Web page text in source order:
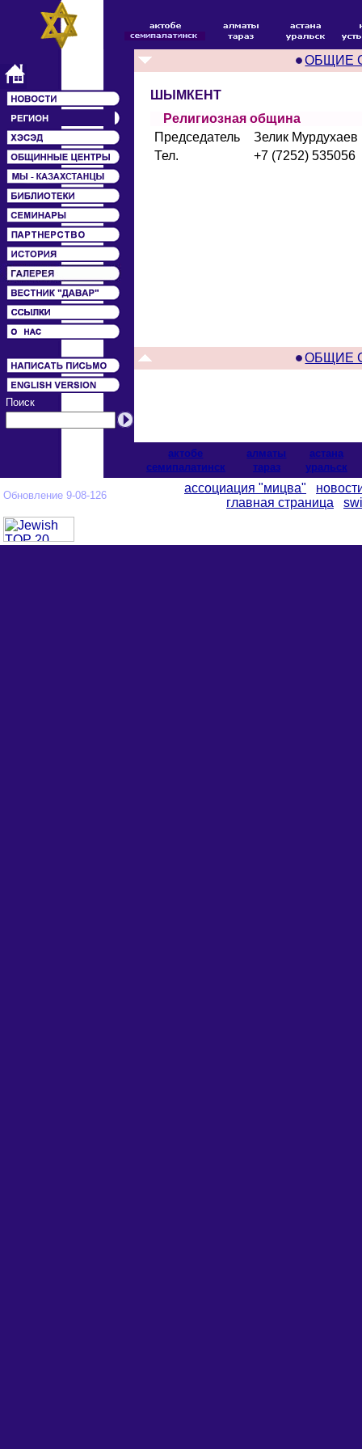
Поиск
ОБЩИЕ
ШЫМКЕНТ
Религиозная община
Председатель
Зелик Мурдухаев
Тел.
+7 (7252) 535056
ОБЩИЕ
актобе алматы
астана
cемипалатинск
тараз уральск
Обновление 9-08-126
ассоциация "мицва"
главная страница